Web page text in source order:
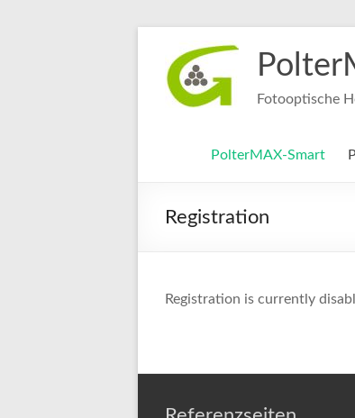
springen
Fotooptische
PolterMAX-Smart
Registration
Registration is currently